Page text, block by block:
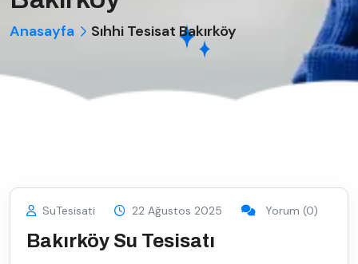
Anasayfa Sıhhi Tesisat Bakırköy
SuTesisati 22 Ağustos 2025 Yorum (0)
Bakırköy Su Tesisatı